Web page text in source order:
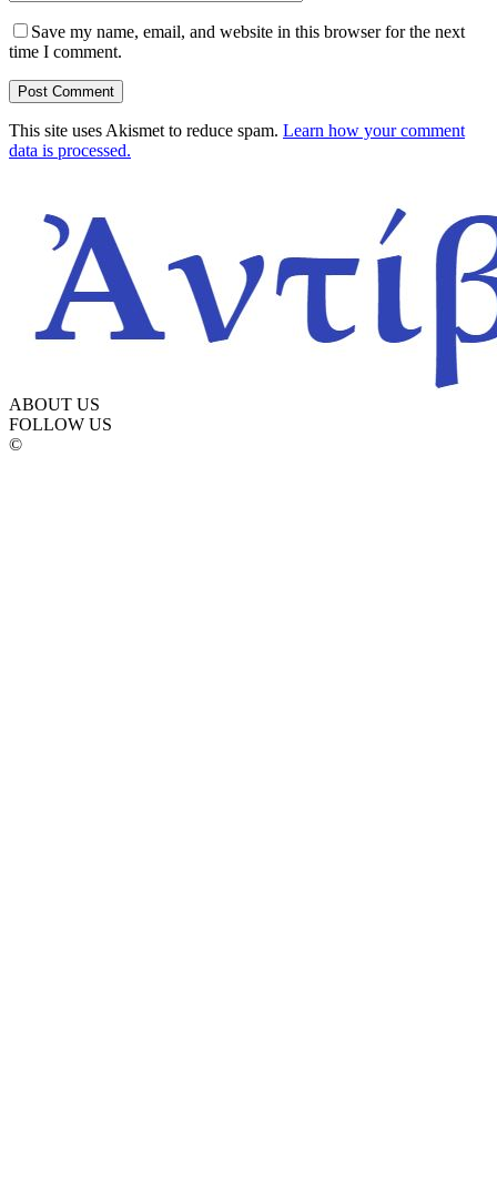
Save my name, email, and website in this browser for the next
time I comment.
This site uses Akismet to reduce spam. Learn how your comment
data is processed.
ABOUT US
FOLLOW US
©